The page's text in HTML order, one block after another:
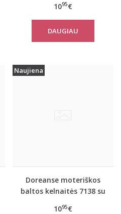
1095€
DAUGIAU
Naujiena
Doreanse moteriškos
baltos kelnaitės 7138 su
1095€